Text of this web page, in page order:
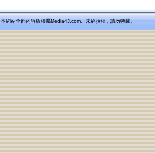
本網站全部內容版權屬Media4J.com。未經授權，請勿轉載。